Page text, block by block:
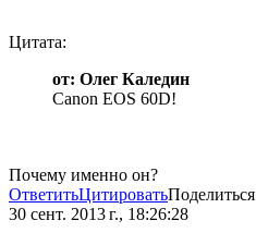
Цитата:
от: Олег Каледин
Canon EOS 60D!
Почему именно он?
ОтветитьЦитироватьПоделиться
30 сент. 2013 г., 18:26:28